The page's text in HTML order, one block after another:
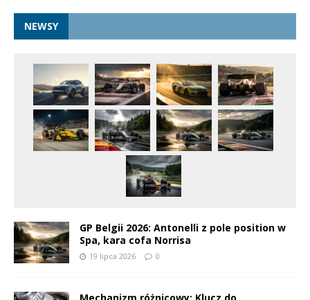
NEWSY
GP Belgii 2026: Antonelli z pole position w
Spa, kara cofa Norrisa
19 lipca 2026 0